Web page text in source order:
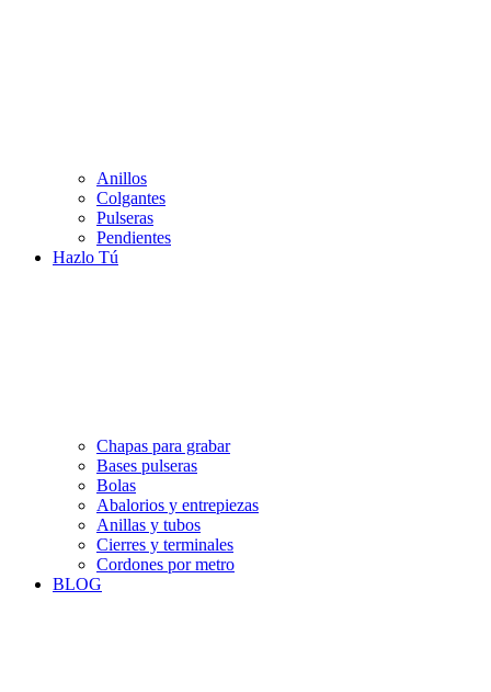
Anillos
Colgantes
Pulseras
Pendientes
Hazlo Tú
Chapas para grabar
Bases pulseras
Bolas
Abalorios y entrepiezas
Anillas y tubos
Cierres y terminales
Cordones por metro
BLOG